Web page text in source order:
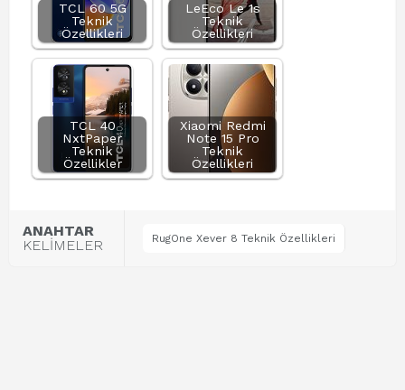
TCL 60 5G
Teknik
Özellikleri
LeEco Le 1s
Teknik
Özellikleri
TCL 40
NxtPaper
Teknik
Özellikler
Xiaomi Redmi
Note 15 Pro
Teknik
Özellikleri
ANAHTAR
KELİMELER
RugOne Xever 8 Teknik Özellikleri